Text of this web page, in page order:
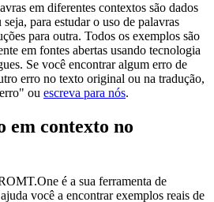
em diferentes contextos são dados
para estudar o uso de palavras
para outra. Todos os exemplos são
em fontes abertas usando tecnologia
Se você encontrar algum erro de
erro no texto original ou na tradução,
ou escreva para nós.
em contexto no
é a sua ferramenta de
você a encontrar exemplos reais de